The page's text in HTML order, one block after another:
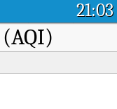
21:03
(AQI)